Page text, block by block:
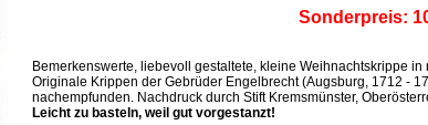
Sonderpreis:
Bemerkenswerte, liebevoll gestaltete, kleine Weihnachtskrippe
Originale Krippen der Gebrüder Engelbrecht (Augsburg, 1712 -
nachempfunden. Nachdruck durch Stift Kremsmünster,
Leicht zu basteln, weil gut vorgestanzt!